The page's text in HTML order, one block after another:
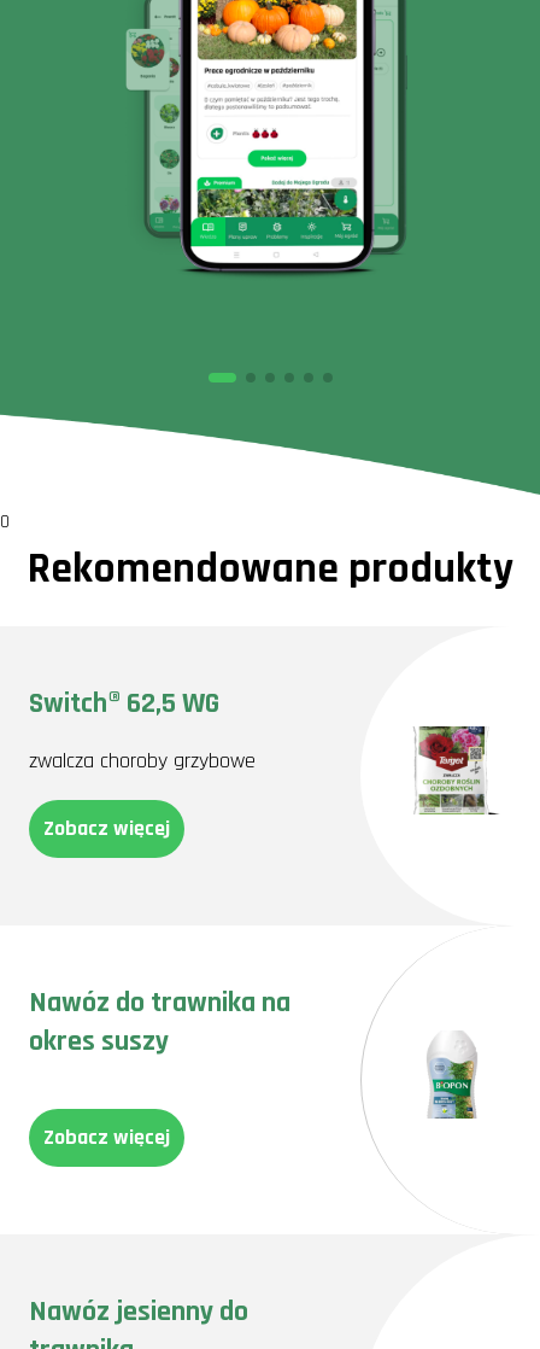
0
Rekomendowane produkty
Switch® 62,5 WG
zwalcza choroby grzybowe
Zobacz więcej
Nawóz do trawnika na
okres suszy
Zobacz więcej
Nawóz jesienny do